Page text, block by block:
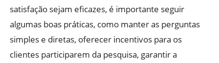
satisfação sejam eficazes, é importante seguir
algumas boas práticas, como manter as perguntas
simples e diretas, oferecer incentivos para os
clientes participarem da pesquisa, garantir a